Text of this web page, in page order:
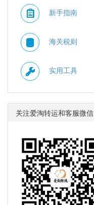
新手指南
海关税则
实用工具
关注爱淘转运和客服微信